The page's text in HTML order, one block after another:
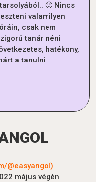
🙂 Nincs
valamilyen
csak nem
tanár néni
hatékony,
a tanulni
@easyangol)
május végén